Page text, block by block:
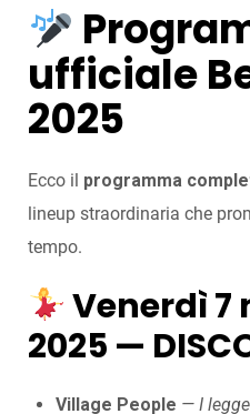
ufficiale
2025
Ecco il programma
lineup straordinaria che
tempo.
Venerdì 7
2025 —
Village People — I